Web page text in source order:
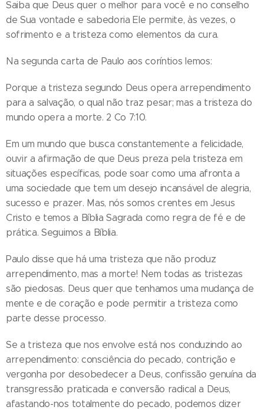
Saiba que Deus quer o melhor para você e no conselho
de Sua vontade e sabedoria Ele permite, às vezes, o
sofrimento e a tristeza como elementos da cura.
Na segunda carta de Paulo aos coríntios lemos:
Porque a tristeza segundo Deus opera arrependimento
para a salvação, o qual não traz pesar; mas a tristeza do
mundo opera a morte. 2 Co 7:10.
Em um mundo que busca constantemente a felicidade,
ouvir a afirmação de que Deus preza pela tristeza em
situações específicas, pode soar como uma afronta a
uma sociedade que tem um desejo incansável de alegria,
sucesso e prazer. Mas, nós somos crentes em Jesus
Cristo e temos a Bíblia Sagrada como regra de fé e de
prática. Seguimos a Bíblia.
Paulo disse que há uma tristeza que não produz
arrependimento, mas a morte! Nem todas as tristezas
são piedosas. Deus quer que tenhamos uma mudança de
mente e de coração e pode permitir a tristeza como
parte desse processo.
Se a tristeza que nos envolve está nos conduzindo ao
arrependimento: consciência do pecado, contrição e
vergonha por desobedecer a Deus, confissão genuína da
transgressão praticada e conversão radical a Deus,
afastando-nos totalmente do pecado, podemos dizer